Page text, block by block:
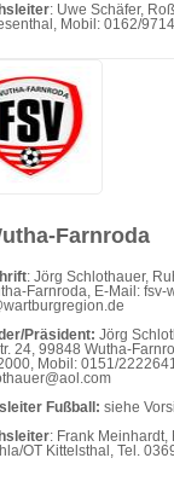
: Uwe Schäfer,
Mobil: 0162/
Farnroda
: Jörg Schlothauer,
Farnroda, E-Mail: fsv-
Präsident: Jörg
24, 99848 Wutha-
Mobil: 0151/
Fußball: siehe
: Frank Meinhardt,
OT Kittelsthal, Tel.